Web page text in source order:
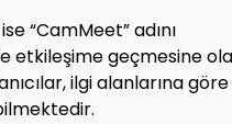
“CamMeet” adını
etkileşime geçmesine
ilgi alanlarına göre